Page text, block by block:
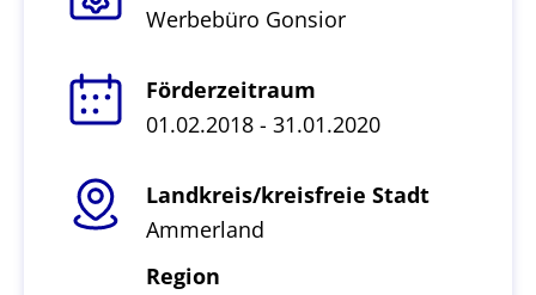
Werbebüro Gonsior
Förderzeitraum
01.02.2018 - 31.01.2020
Landkreis/kreisfreie Stadt
Ammerland
Region